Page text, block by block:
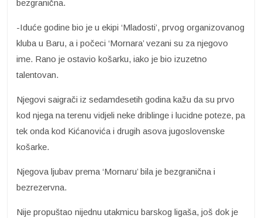
bezgranična.
-Iduće godine bio je u ekipi ‘Mladosti’, prvog organizovanog
kluba u Baru, a i počeci ‘Mornara’ vezani su za njegovo
ime. Rano je ostavio košarku, iako je bio izuzetno
talentovan.
Njegovi saigrači iz sedamdesetih godina kažu da su prvo
kod njega na terenu vidjeli neke driblinge i lucidne poteze, pa
tek onda kod Kićanovića i drugih asova jugoslovenske
košarke.
Njegova ljubav prema ‘Mornaru’ bila je bezgranična i
bezrezervna.
Nije propuštao nijednu utakmicu barskog ligaša, još dok je